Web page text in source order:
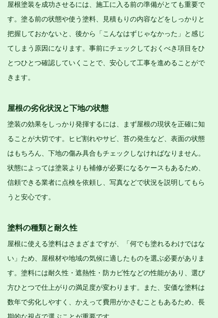
屋根塗装を成功させるには、施工に入る前の準備がとても重要で
す。塗る前の状態や使う塗料、見積もりの内容などをしっかりと
把握しておかないと、後から「こんなはずじゃなかった」と感じ
てしまう原因になります。事前にチェックしておくべき項目をひ
とつひとつ確認していくことで、安心して工事を進めることがで
きます。
屋根の劣化状況と下地の状態
塗装の効果をしっかり発揮するには、まず屋根の現状を正確に知
ることが大切です。ヒビ割れやサビ、苔の発生など、表面の状態
はもちろん、下地の傷み具合もチェックしなければなりません。
状態によっては塗装よりも補修が必要になるケースもあるため、
信頼できる業者に点検を依頼し、写真などで状況を説明してもら
うと安心です。
塗料の種類と耐久性
屋根に使える塗料はさまざまですが、「何でも塗れるわけではな
い」ため、屋根材や地域の気候に適したものを選ぶ必要がありま
す。塗料には耐久性・遮熱性・防カビ性などの性能があり、選び
方ひとつで仕上がりの満足度が変わります。また、安価な塗料は
数年で劣化しやすく、かえって費用がかさむこともあるため、長